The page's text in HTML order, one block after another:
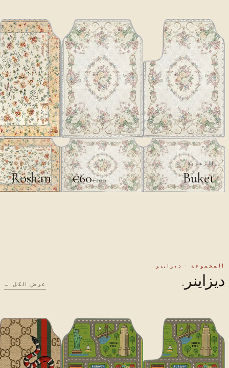
الزهرية
Buket
€100
€60
الزهرية
Roshan
المجموعة · ديزاينر
ديزاينر. عرض الكل ←